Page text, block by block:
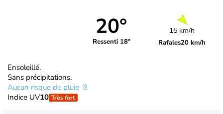
20°
Ressenti 18°
15 km/h
Rafales20 km/h
Ensoleillé.
Sans précipitations.
Aucun risque de pluie
Indice UV10 Très fort